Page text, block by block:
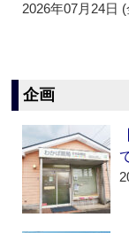
2026年07月24日 (
企画